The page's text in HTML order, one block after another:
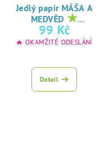
Jedlý papír MÁŠA A
MEDVĚD ★
oblíbený tisk na
jedlý papír
99 Kč
🔥 OKAMŽITÉ ODESLÁNÍ
Detail